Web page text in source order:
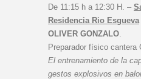
De 11:15 h a 12:30 H. –
Residencia Rio Esgueva
OLIVER GONZALO.
Preparador físico cantera
El entrenamiento de la
gestos explosivos en